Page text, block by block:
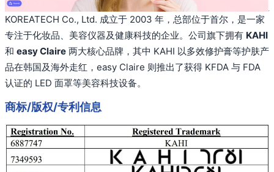
KOREATECH Co., Ltd. 成立于 2003 年，总部位于首尔，是一家
专注于化妆品、美容仪器及健康科技的企业。公司旗下拥有 KAHI
和 easy Claire两大核心品牌，其中 KAHI 以多效修护膏等护肤产
品在韩国及海外走红，easy Claire 则推出了获得 KFDA 与 FDA
认证的 LED 面罩等美容科技设备。
商标/版权/专利信息